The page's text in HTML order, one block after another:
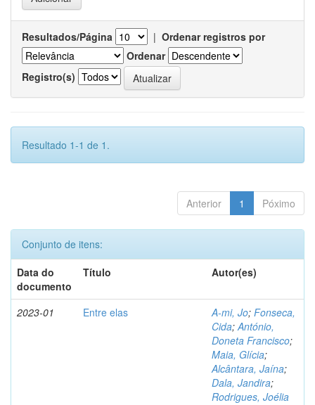
Resultados/Página | Ordenar registros por
Ordenar
Registro(s)
Resultado 1-1 de 1.
Anterior 1 Póximo
Conjunto de itens:
Data do
documento
Título Autor(es)
2023-01 Entre elas A-mi, Jo; Fonseca,
Cida;António,
Doneta Francisco;
Maia, Glícia;
Alcântara, Jaína;
Dala, Jandira;
Rodrigues, Joélia